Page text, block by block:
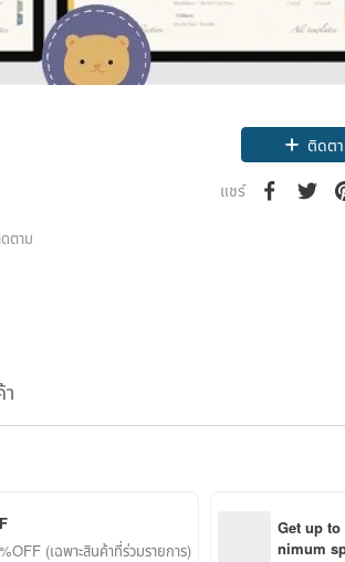
ตาม
ติดต
แชร์
(เฉพาะสินค้าที่ร่วมรายการ)
Get up
nimum